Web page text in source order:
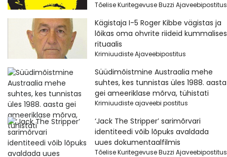
Tõelise Kuritegevuse Buzzi Ajaveebipostitus
Kägistaja I-5 Roger Kibbe vägistas ja
lõikas oma ohvrite riideid kummalises
rituaalis
Krimiuudiste Ajaveebipostitus
Süüdimõistmine Austraalia mehe
suhtes, kes tunnistas üles 1988. aasta
gei ameeriklase mõrva, tühistati
Krimiuudiste ajaveebi postitus
‘Jack The Stripper’ sarimõrvari
identiteedi võib lõpuks avaldada
uues dokumentaalfilmis
Tõelise Kuritegevuse Buzzi Ajaveebipostitus